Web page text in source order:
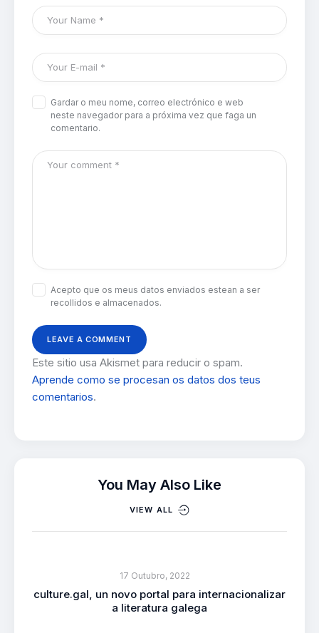
Gardar o meu nome, correo electrónico e web
neste navegador para a próxima vez que faga un
comentario.
Acepto que os meus datos enviados estean a ser
recollidos e almacenados.
Este sitio usa Akismet para reducir o spam.
Aprende como se procesan os datos dos teus
comentarios.
You May Also Like
VIEW ALL
17 Outubro, 2022
culture.gal, un novo portal para internacionalizar
a literatura galega